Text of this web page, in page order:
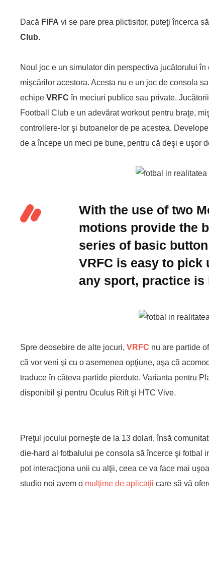
Dacă FIFA vi se pare prea plictisitor, puteţi încerca
Club.
Noul joc e un simulator din perspectiva jucătorului
mişcărilor acestora. Acesta nu e un joc de consola
echipe VRFC în meciuri publice sau private.
Football Club e un adevărat workout pentru braţe,
controllere-lor şi butoanelor de pe acestea.
de a începe un meci pe bune, pentru că deşi e uşor
With the use of two
motions provide the
series of basic
VRFC is easy to pick
any sport, practice is
Spre deosebire de alte jocuri, VRFC nu are partide
că vor veni şi cu o asemenea opţiune, aşa că
traduce în câteva partide pierdute. Varianta pentru
disponibil şi pentru Oculus Rift şi HTC Vive.
Preţul jocului porneşte de la 13 dolari, însă
die-hard al fotbalului pe consola să încerce şi fotbal
pot interacţiona unii cu alţii, ceea ce va face mai
studio noi avem o mulţime de aplicaţii care să vă